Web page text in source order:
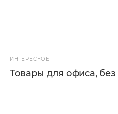
ИНТЕРЕСНОЕ
Товары для офиса, без